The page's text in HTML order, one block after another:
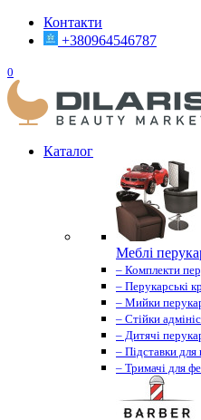
Контакти
+380964546787
0
Каталог
Меблі
– Комплекти
– Перукарські
– Мийки
– Стійки
– Дитячі
– Підставки для
– Тримачі для